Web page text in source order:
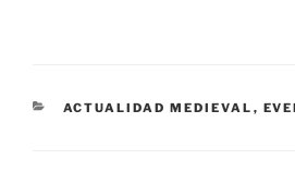
CATEGORÍAS
ACTUALIDAD MEDIEVAL ,